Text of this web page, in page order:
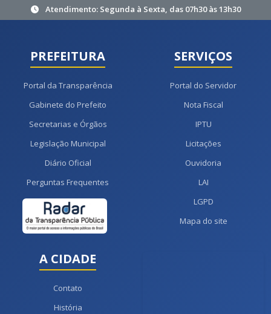
Atendimento: Segunda à Sexta, das 07h30 às 13h30
PREFEITURA
Portal da Transparência
Gabinete do Prefeito
Secretarias e Órgãos
Legislação Municipal
Diário Oficial
Perguntas Frequentes
SERVIÇOS
Portal do Servidor
Nota Fiscal
IPTU
Licitações
Ouvidoria
LAI
LGPD
Mapa do site
A CIDADE
Contato
História